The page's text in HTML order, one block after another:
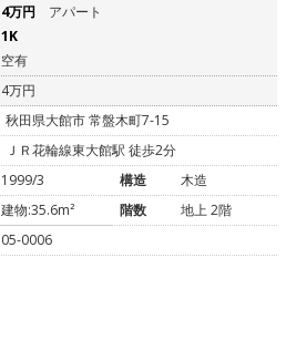
4万円
アパート
1K
空有
4万円
秋田県大館市 常盤木町7-15
ＪＲ花輪線東大館駅 徒歩2分
1999/3 構造
木造
建物:35.6m² 階数
地上 2階
05-0006